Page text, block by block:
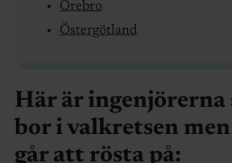
Örebro
Östergötland
Här är ingenjörerna
bor i valkretsen
går att rösta på: